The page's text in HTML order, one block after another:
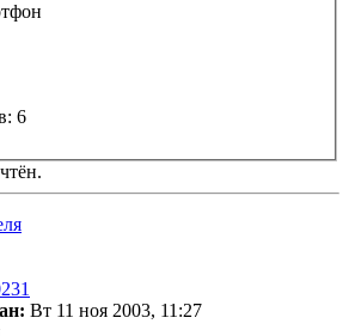
6
Вт 11 ноя 2003, 11:27